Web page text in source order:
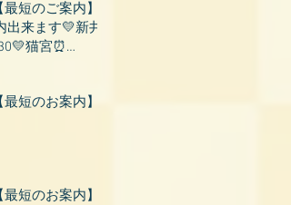
短のご案内】
出来ます💛新井
猫宮⏰
短のお案内】
短のお案内】